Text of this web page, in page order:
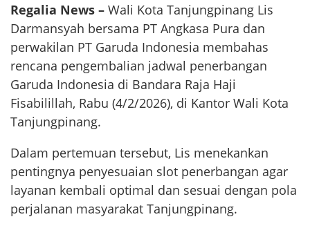
Regalia News – Wali Kota Tanjungpinang Lis
Darmansyah bersama PT Angkasa Pura dan
perwakilan PT Garuda Indonesia membahas
rencana pengembalian jadwal penerbangan
Garuda Indonesia di Bandara Raja Haji
Fisabilillah, Rabu (4/2/2026), di Kantor Wali Kota
Tanjungpinang.
Dalam pertemuan tersebut, Lis menekankan
pentingnya penyesuaian slot penerbangan agar
layanan kembali optimal dan sesuai dengan pola
perjalanan masyarakat Tanjungpinang.